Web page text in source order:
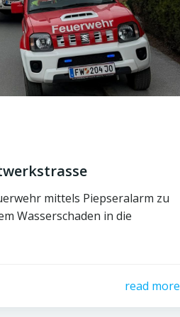
mittels Piepseralarm zu
Wasserschaden in die
read more